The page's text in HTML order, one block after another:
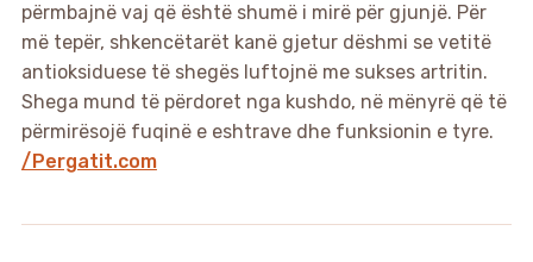
përmbajnë vaj që është shumë i mirë për gjunjë. Për
më tepër, shkencëtarët kanë gjetur dëshmi se vetitë
antioksiduese të shegës luftojnë me sukses artritin.
Shega mund të përdoret nga kushdo, në mënyrë që të
përmirësojë fuqinë e eshtrave dhe funksionin e tyre.
/Pergatit.com